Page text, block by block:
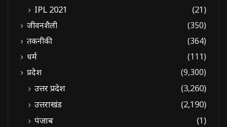
IPL 2021 (21)
जीवनशैली
(350)
तकनीकी
(364)
धर्म
(111)
प्रदेश
(9,300)
उत्तर प्रदेश
(3,260)
उत्तराखंड
(2,190)
पंजाब
(1)